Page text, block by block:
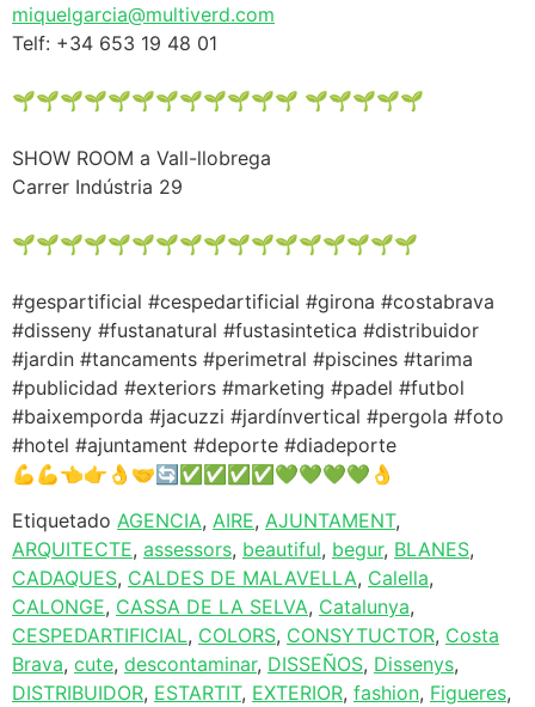
miquelgarcia@multiverd.com
Telf: +34 653 19 48 01
🌱🌱🌱🌱🌱🌱🌱🌱🌱🌱🌱🌱 🌱🌱🌱🌱🌱
SHOW ROOM a Vall-llobrega
Carrer Indústria 29
🌱🌱🌱🌱🌱🌱🌱🌱🌱🌱🌱🌱🌱🌱🌱🌱🌱
#gespartificial #cespedartificial #girona #costabrava
#disseny #fustanatural #fustasintetica #distribuidor
#jardin #tancaments #perimetral #piscines #tarima
#publicidad #exteriors #marketing #padel #futbol
#baixemporda #jacuzzi #jardínvertical #pergola #foto
#hotel #ajuntament #deporte #diadeporte
💪💪👈👉👌🤝🔄✅✅✅✅💚💚💚💚👌
Etiquetado AGENCIA, AIRE, AJUNTAMENT,
ARQUITECTE, assessors, beautiful, begur, BLANES,
CADAQUES, CALDES DE MALAVELLA, Calella,
CALONGE, CASSA DE LA SELVA, Catalunya,
CESPEDARTIFICIAL, COLORS, CONSYTUCTOR, Costa
Brava, cute, descontaminar, DISSEÑOS, Dissenys,
DISTRIBUIDOR, ESTARTIT, EXTERIOR, fashion, Figueres,